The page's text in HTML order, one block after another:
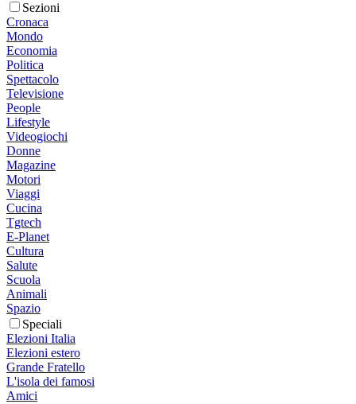
Sezioni
Cronaca
Mondo
Economia
Politica
Spettacolo
Televisione
People
Lifestyle
Videogiochi
Donne
Magazine
Motori
Viaggi
Cucina
Tgtech
E-Planet
Cultura
Salute
Scuola
Animali
Spazio
Speciali
Elezioni Italia
Elezioni estero
Grande Fratello
L'isola dei famosi
Amici